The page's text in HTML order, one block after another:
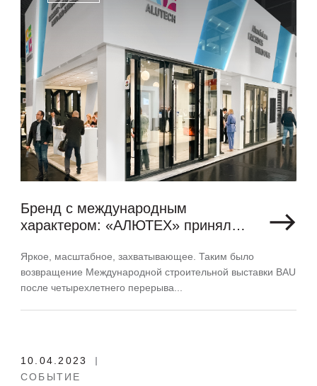
Бренд с международным
характером: «АЛЮТЕХ» принял
строительной выставке BAU
в Мюнхене
Яркое, масштабное, захватывающее. Таким было
возвращение Международной строительной выставки BAU
после четырехлетнего перерыва...
10.04.2023
СОБЫТИЕ